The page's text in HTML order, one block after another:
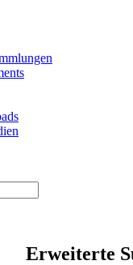
Erweiterte